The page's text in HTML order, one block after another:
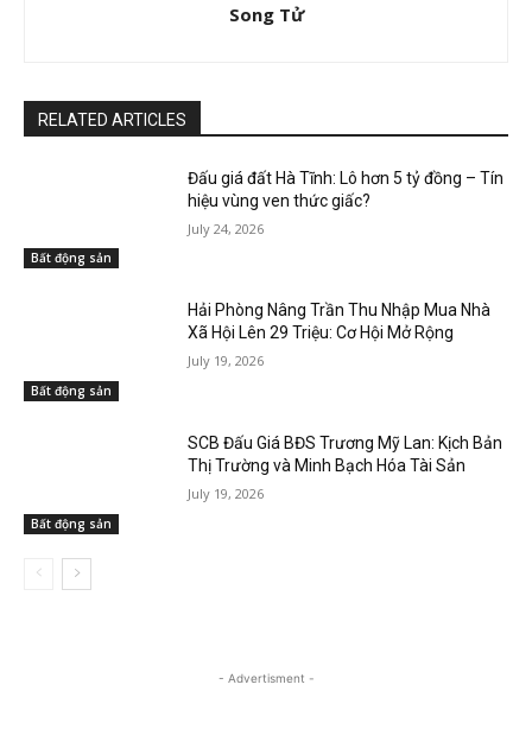
Song Tử
RELATED ARTICLES
Bất động sản
Đấu giá đất Hà Tĩnh: Lô hơn 5 tỷ đồng – Tín
hiệu vùng ven thức giấc?
July 24, 2026
Bất động sản
Hải Phòng Nâng Trần Thu Nhập Mua Nhà
Xã Hội Lên 29 Triệu: Cơ Hội Mở Rộng
July 19, 2026
Bất động sản
SCB Đấu Giá BĐS Trương Mỹ Lan: Kịch Bản
Thị Trường và Minh Bạch Hóa Tài Sản
July 19, 2026
- Advertisment -